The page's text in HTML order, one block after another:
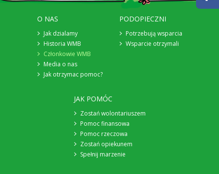
O NAS
Jak dzialamy
Historia WMB
Członkowie WMB
Media o nas
Jak otrzymac pomoc?
PODOPIECZNI
Potrzebują wsparcia
Wsparcie otrzymali
JAK POMÓC
Zostań wolontariuszem
Pomoc finansowa
Pomoc rzeczowa
Zostań opiekunem
Spełnij marzenie